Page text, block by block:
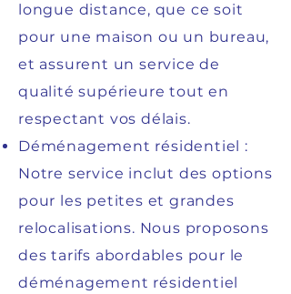
longue distance, que ce soit
pour une maison ou un bureau,
et assurent un service de
qualité supérieure tout en
respectant vos délais.
Déménagement résidentiel :
Notre service inclut des options
pour les petites et grandes
relocalisations. Nous proposons
des tarifs abordables pour le
déménagement résidentiel